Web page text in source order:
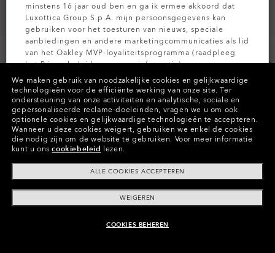
AAN WINKELMAND TOEVOEGEN
Kleuren (11) Prizm RoadGlazen
Betaal na verloop van tijd
We maken gebruik van noodzakelijke cookies en gelijkwaardige
technologieën voor de efficiënte werking van onze site. Ter
ondersteuning van onze activiteiten en analytische, sociale en
gepersonaliseerde reclame-doeleinden, vragen we u om ook
optionele cookies en gelijkwaardige technologieën te accepteren.
Wanneer u deze cookies weigert, gebruiken we enkel de cookies
die nodig zijn om de website te gebruiken. Voor meer informatie
kunt u onscookiebeleid lezen.
ALLE COOKIES ACCEPTEREN
WEIGEREN
COOKIES BEHEREN
minstens 16 jaar oud ben en ga ik ermee akkoord dat
Luxottica Group S.p.A. mijn persoonsgegevens kan
gebruiken voor het toesturen van nieuws, speciale
aanbiedingen en andere marketingcommunicaties als lid
van het Oakley MVP-loyaliteitsprogramma (raadpleeg
hetPrivacybeleidvoor meer informatie).
AANMELDEN